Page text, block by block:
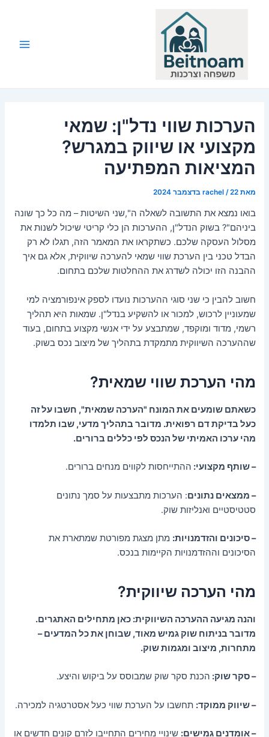
הערכות שווי נדל"ן: שמאי
מקצועי או שיווק במגרש?
המציאות המפתיעה
מאת rachel /22 בדצמבר 2024
בואו נמצא את התשובה לשאלה ה",שני השיטות – מה כל כך שונה
ביניהם"? בשוק הנדל"ן, ההערכות הן כלי קריטי שיכול לשנות את
מסלול העסקה שלכם. כשתקראו את המאמר הזה, תגלו לא רק
הבדל טכני בין הערכת שווי שמאי להערכה שיווקית, אלא גם איך
ההבנה הזו יכולה לשדרג את ההחלטות שלכם בתחום.
חשוב להבין כי שני סוגי ההערכות נועדו לספק אינפורמציה למי
שמעוניין לרכוש, למכור או להשקיע בנדל"ן. שמאות היא תהליך
רשמי, מדוד ומוקפד, שמתבצע על ידי אנשי מקצוע בתחום, בעוד
שההערכה השיווקית מתמקדת בתהליך של מיצוב נכס בשוק.
מהי הערכת שווי שמאית?
כשאתם שומעים את המונח "הערכה שמאית", חשבו על זה
כעל בדיקת דם רפואית. מדובר בתהליך מדעי, שבו תלמדו
מהי ערכו האמיתי של הנכס לפי כללים ברורים.
– שותף מקצועי: ההתייחסות לקווים מנחים ברורים.
– ממצאים נתונים: הערכות מתבצעות על סמך נתונים
סטטיסטיים ואנליזות שוק.
– סיכונים והזדמנויות: מתן מצגת מפורטת שמתארת את
הסיכונים וההזדמנויות הקיימות בנכס.
מהי הערכה שיווקית?
והנה מגיעה ההערכה השיווקית: כאן מתחילים האתגרים.
מדובר בניתוח שוק גמיש מאוד, שבוחן את כל המדעים –
מתחרות, מיצוב ומגמות שוק.
– סקר שוק: הכנת סקר שוק שמבוסס על ביקוש והיצע.
– שיווק ממוקד: תחשבו על הערכת שווי כעל אסטרטגיה למכירה.
– אומדנים גמישים: שינויי מחירים התחייבו לזרם קונים חדשים או